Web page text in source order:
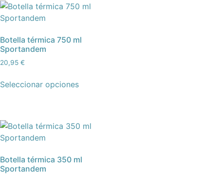
Botella térmica 750 ml
Sportandem
20,95 €
Seleccionar opciones
Botella térmica 350 ml
Sportandem